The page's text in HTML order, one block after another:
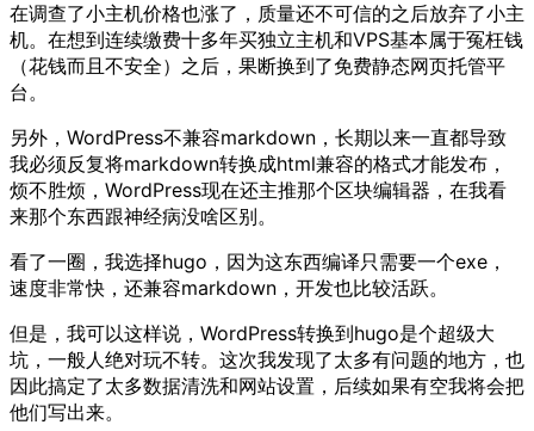
在调查了小主机价格也涨了，质量还不可信的之后放弃了小主
机。在想到连续缴费十多年买独立主机和VPS基本属于冤枉钱
（花钱而且不安全）之后，果断换到了免费静态网页托管平
台。
另外，WordPress不兼容markdown，长期以来一直都导致
我必须反复将markdown转换成html兼容的格式才能发布，
烦不胜烦，WordPress现在还主推那个区块编辑器，在我看
来那个东西跟神经病没啥区别。
看了一圈，我选择hugo，因为这东西编译只需要一个exe，
速度非常快，还兼容markdown，开发也比较活跃。
但是，我可以这样说，WordPress转换到hugo是个超级大
坑，一般人绝对玩不转。这次我发现了太多有问题的地方，也
因此搞定了太多数据清洗和网站设置，后续如果有空我将会把
他们写出来。